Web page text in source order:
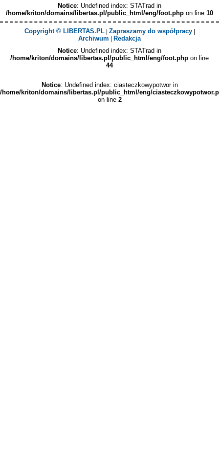
Notice: Undefined index: STATrad in
/home/kriton/domains/libertas.pl/public_html/eng/foot.php on line 10
Copyright © LIBERTAS.PL| Zapraszamy do współpracy|
Archiwum | Redakcja
Notice: Undefined index: STATrad in
/home/kriton/domains/libertas.pl/public_html/eng/foot.php on line
44
Notice: Undefined index: ciasteczkowypotwor in
/home/kriton/domains/libertas.pl/public_html/eng/
on line 2